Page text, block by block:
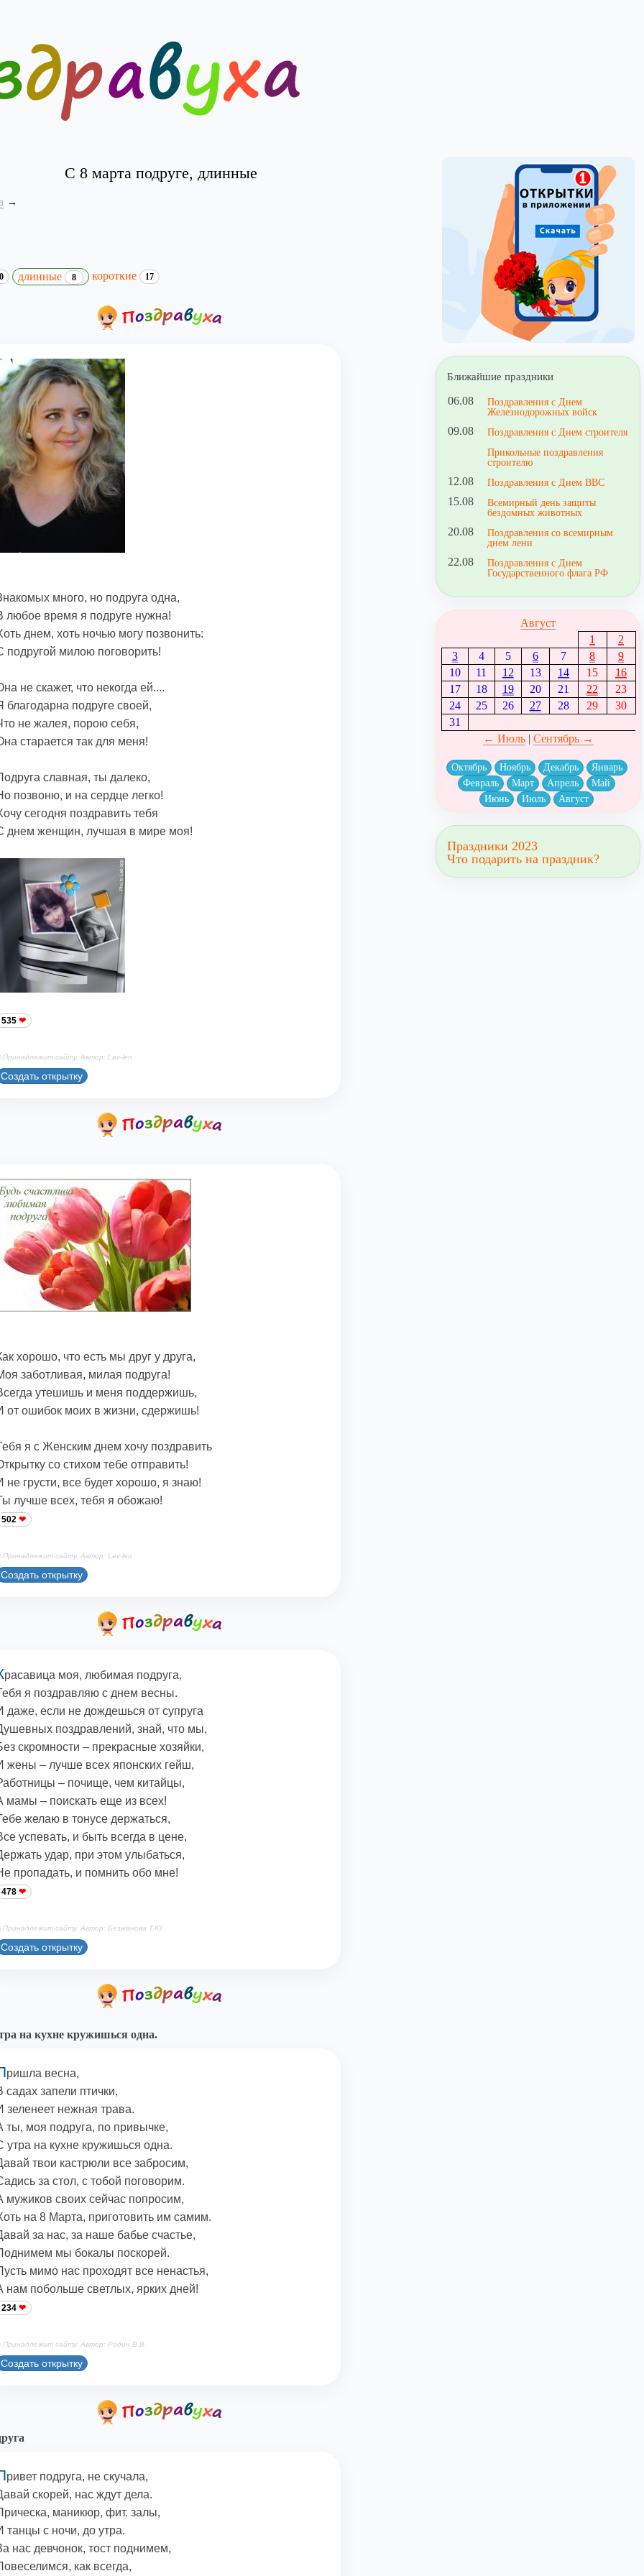
С 8 марта подруге, длинные
длинные 8 короткие 17
много, но подруга одна,
любое время я подруге нужна!
днем, хоть ночью могу позвонить:
подругой милою поговорить!
не скажет, что некогда ей....
благодарна подруге своей,
не жалея, порою себя,
старается так для меня!
славная, ты далеко,
позвоню, и на сердце легко!
сегодня поздравить тебя
днем женщин, лучшая в мире моя!
535
Принадлежит сайту. Автор: Lav-len
Создать открытку
хорошо, что есть мы друг у друга,
заботливая, милая подруга!
утешишь и меня поддержишь,
от ошибок моих в жизни, сдержишь!
я с Женским днем хочу поздравить
со стихом тебе отправить!
не грусти, все будет хорошо, я знаю!
лучше всех, тебя я обожаю!
502
Принадлежит сайту. Автор: Lav-len
Создать открытку
расавица моя, любимая подруга,
я поздравляю с днем весны.
даже, если не дождешься от супруга
поздравлений, знай, что мы,
скромности – прекрасные хозяйки,
жены – лучше всех японских гейш,
– почище, чем китайцы,
мамы – поискать еще из всех!
желаю в тонусе держаться,
успевать, и быть всегда в цене,
удар, при этом улыбаться,
пропадать, и помнить обо мне!
478
Принадлежит сайту. Автор: Безжанова Т.Ю.
Создать открытку
на кухне кружишься одна.
ришла весна,
садах запели птички,
зеленеет нежная трава.
ты, моя подруга, по привычке,
утра на кухне кружишься одна.
твои кастрюли все забросим,
за стол, с тобой поговорим.
мужиков своих сейчас попросим,
на 8 Марта, приготовить им самим.
за нас, за наше бабье счастье,
мы бокалы поскорей.
мимо нас проходят все ненастья,
нам побольше светлых, ярких дней!
234
Принадлежит сайту. Автор: Родин В.В.
Создать открытку
ривет подруга, не скучала,
скорей, нас ждут дела.
маникюр, фит. залы,
танцы с ночи, до утра.
нас девчонок, тост поднимем,
как всегда,
Ближайшие праздники
06.08
Поздравления с Днем
Железнодорожных войск
09.08
Поздравления с Днем строителя
Прикольные поздравления
строителю
12.08 Поздравления с Днем ВВС
15.08
Всемирный день защиты
бездомных животных
20.08
Поздравления со всемирным
днем лени
22.08
Поздравления с Днем
Государственного флага РФ
Август
1
2
3
4 5 6 7 8
9
10
11 12 13 14 15
16
17
18 19 20 21 22
23
24
25 26 27 28 29
30
31
← Июль| Сентябрь →
Октябрь Ноябрь Декабрь
Январь
Февраль
Март Апрель
Май
Июнь
Июль Август
Праздники 2023
Что подарить на праздник?